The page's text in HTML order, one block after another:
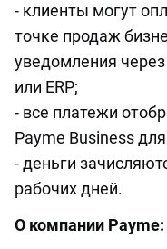
- клиенты могут
точке продаж
уведомления
или ERP;
- все платежи
Payme Business
- деньги
рабочих дней.
О компании Payme: